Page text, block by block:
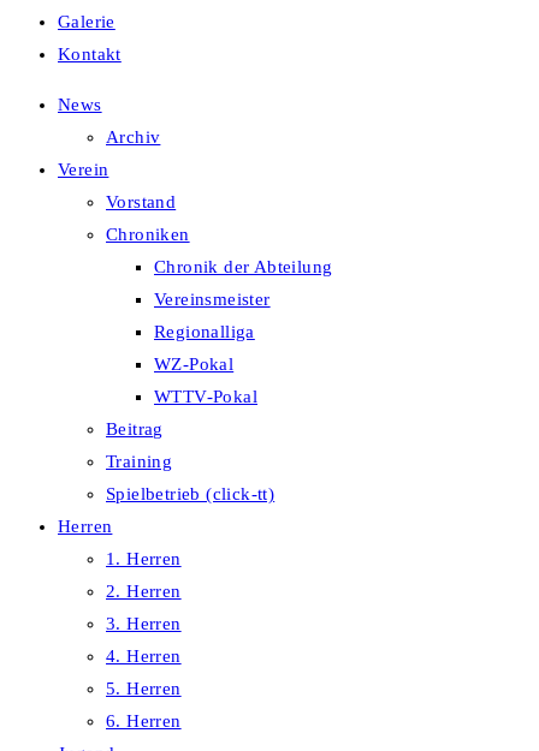
Galerie
Kontakt
News
Archiv
Verein
Vorstand
Chroniken
Chronik der Abteilung
Vereinsmeister
Regionalliga
WZ-Pokal
WTTV-Pokal
Beitrag
Training
Spielbetrieb (click-tt)
Herren
1. Herren
2. Herren
3. Herren
4. Herren
5. Herren
6. Herren